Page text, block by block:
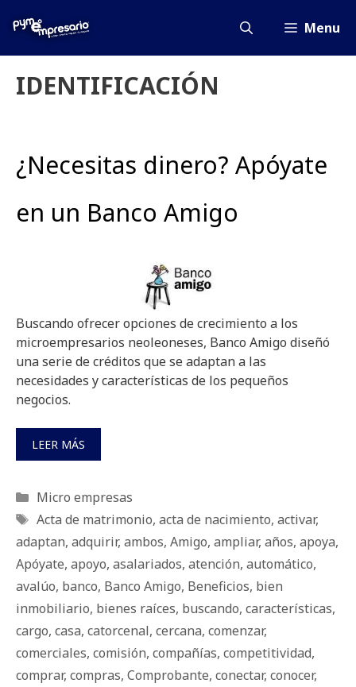
Menu
IDENTIFICACIÓN
¿Necesitas dinero? Apóyate
en un Banco Amigo
Buscando ofrecer opciones de crecimiento a los
microempresarios neoleoneses, Banco Amigo diseñó
una serie de créditos que se adaptan a las
necesidades y características de los pequeños
negocios.
LEER MÁS
Categorías
Micro empresas
Etiquetas
Acta de matrimonio, acta de nacimiento, activar,
adaptan, adquirir, ambos, Amigo, ampliar, años, apoya,
Apóyate, apoyo, asalariados, atención, automático,
avalúo, banco, Banco Amigo, Beneficios, bien
inmobiliario, bienes raíces, buscando, características,
cargo, casa, catorcenal, cercana, comenzar,
comerciales, comisión, compañías, competitividad,
comprar, compras, Comprobante, conectar, conocer,